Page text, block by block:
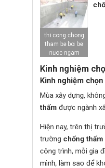
thi cong chong
tham be boi be
nuoc ngam
Kinh nghiệm
Kinh nghiệm
Mùa xây dựng,
thấm được ngành
Hiện nay, trên thị
trường chống thấm
công trình, mỗi gia
mình, làm sao để